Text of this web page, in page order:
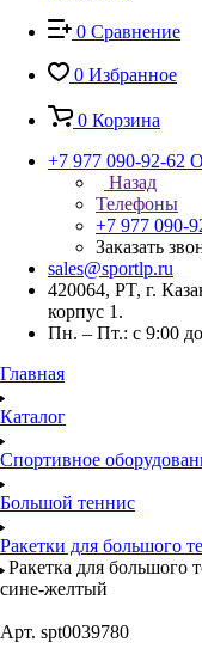
0 Сравнение
0 Избранное
0 Корзина
+7 977 090-92-62
Назад
Телефоны
+7 977 090-
Заказать
sales@sportlp.ru
420064, PT, г.
корпус 1.
Пн. – Пт.: с 9:00
Главная
Каталог
Спортивное
Большой теннис
Ракетки для большого
Ракетка для большого
cине-желтый
Арт. spt0039780